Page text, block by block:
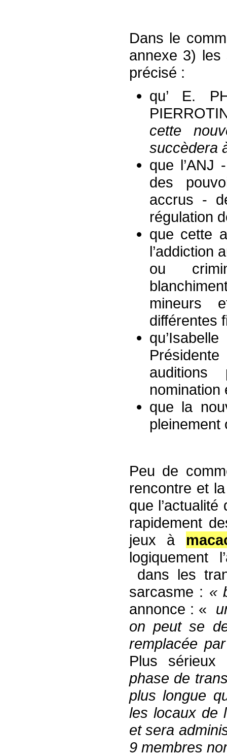
Dans le
annexe 3) les
précisé :
qu’ E.
cette
succèdera
que l’ANJ
des
accrus -
régulation
que cette
l’addiction
ou
mineurs
différentes
auditions
nomination
que la
pleinement
Peu de
rencontre et
que
rapidement
jeux à
logiquement
dans les
sarcasme : «
annonce : «
on peut se
remplacée
Plus
phase de
plus longue
les locaux de
et sera
9 membres